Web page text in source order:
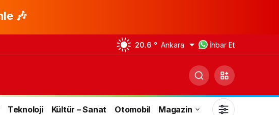
🎶
20.6 ° Ankara İhbar Et
Teknoloji Kültür – Sanat Otomobil Magazin